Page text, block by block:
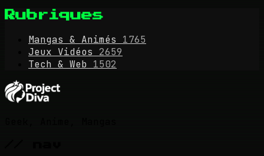
Rubriques
Mangas & Animés
1765
Jeux Vidéos
2659
Tech & Web 1502